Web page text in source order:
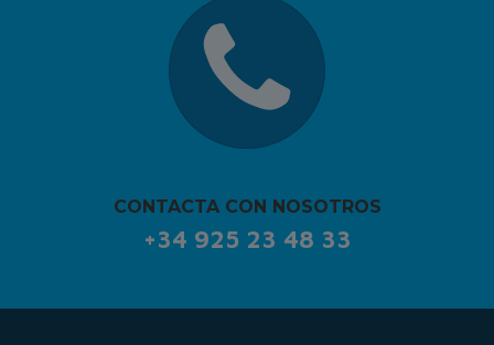
CONTACTA CON NOSOTROS
+34 925 23 48 33